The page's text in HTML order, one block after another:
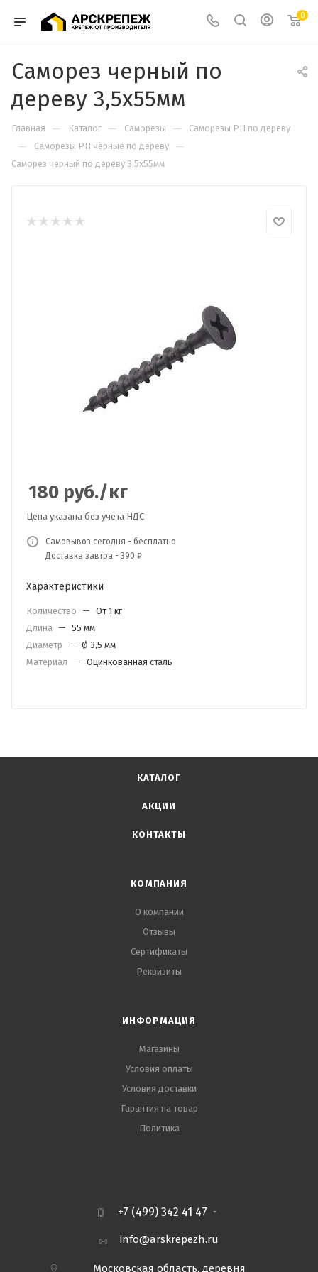
0
Саморез черный по
дереву 3,5х55мм
Главная — Каталог — Саморезы — Саморезы PH по дереву
— Саморезы PH чёрные по дереву —
Саморез черный по дереву 3,5х55мм
180 руб./кг
Цена указана без учета НДС
Самовывоз сегодня - бесплатно
Доставка завтра - 390 ₽
Характеристики
Количество — От 1 кг
Длина — 55 мм
Диаметр
— Ø 3,5 мм
Материал
— Оцинкованная сталь
КАТАЛОГ
АКЦИИ
КОНТАКТЫ
КОМПАНИЯ
О компании
Отзывы
Сертификаты
Реквизиты
ИНФОРМАЦИЯ
Магазины
Условия оплаты
Условия доставки
Гарантия на товар
Политика
+7 (499) 342 41 47
info@arskrepezh.ru
Московская область, деревня